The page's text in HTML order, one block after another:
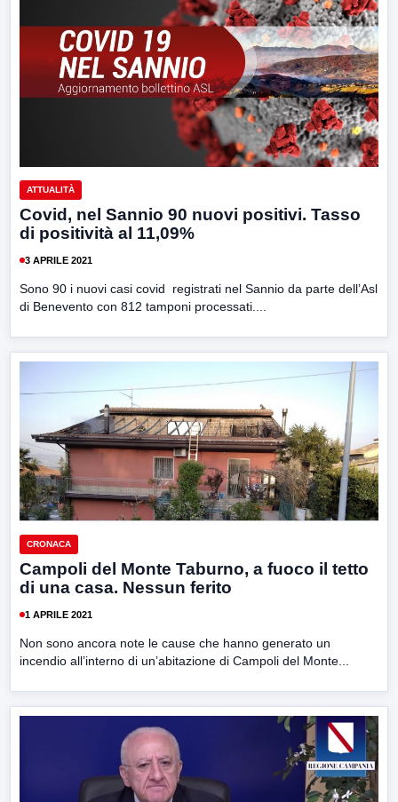
ATTUALITÀ
Covid, nel Sannio 90 nuovi positivi. Tasso
di positività al 11,09%
3 APRILE 2021
Sono 90 i nuovi casi covid registrati nel Sannio da parte dell’Asl
di Benevento con 812 tamponi processati....
CRONACA
Campoli del Monte Taburno, a fuoco il tetto
di una casa. Nessun ferito
1 APRILE 2021
Non sono ancora note le cause che hanno generato un
incendio all’interno di un’abitazione di Campoli del Monte...